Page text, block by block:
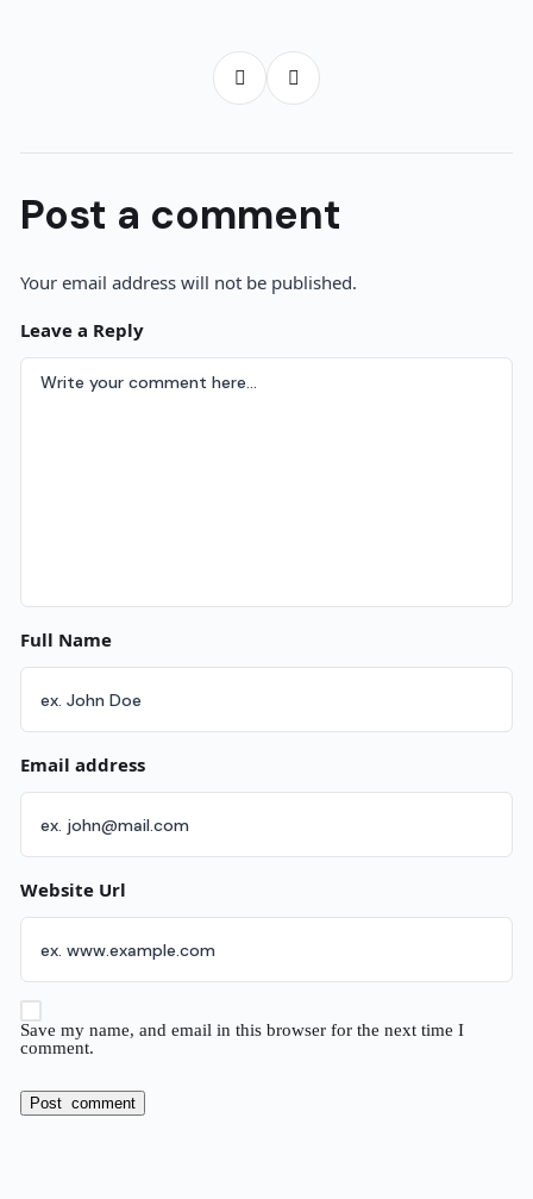
Post a comment
Your email address will not be published.
Leave a Reply
Full Name
Email address
Website Url
Save my name, and email in this browser for the next time I
comment.